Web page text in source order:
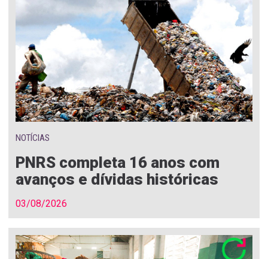
NOTÍCIAS
PNRS completa 16 anos com
avanços e dívidas históricas
03/08/2026